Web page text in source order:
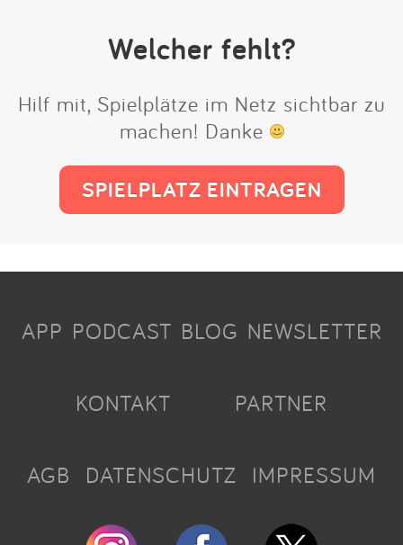
Welcher fehlt?
Hilf mit, Spielplätze im Netz sichtbar zu
machen! Danke
SPIELPLATZ EINTRAGEN
APP PODCAST BLOG NEWSLETTER
KONTAKT PARTNER
AGB DATENSCHUTZ IMPRESSUM